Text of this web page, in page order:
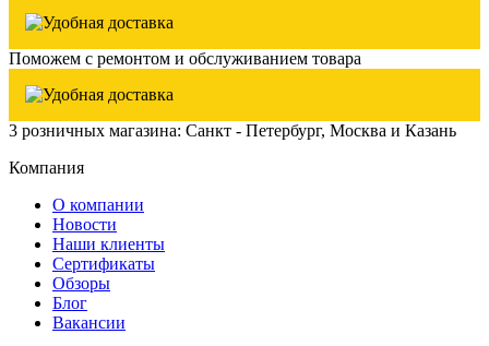
Поможем с ремонтом и обслуживанием товара
3 розничных магазина: Санкт - Петербург, Москва и Казань
Компания
О компании
Новости
Наши клиенты
Сертификаты
Обзоры
Блог
Вакансии